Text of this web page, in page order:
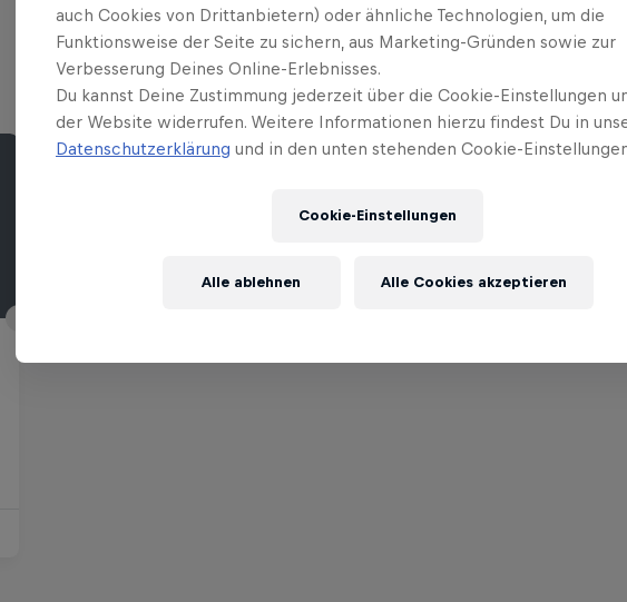
auch Cookies von Drittanbietern) oder ähnliche Technologien, um die
Funktionsweise der Seite zu sichern, aus Marketing-Gründen sowie zur
Verbesserung Deines Online-Erlebnisses.
Du kannst Deine Zustimmung jederzeit über die Cookie-Einstellungen
der Website widerrufen. Weitere Informationen hierzu findest Du in
Datenschutzerklärung und in den unten stehenden Cookie-
Cookie-Einstellungen
Alle ablehnen Alle Cookies akzeptieren